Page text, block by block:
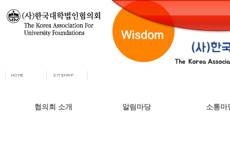
협의회 소개 알림마당 소통마